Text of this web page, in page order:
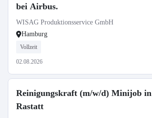
bei Airbus.
WISAG Produktionsservice GmbH
Hamburg
Vollzeit
02.08.2026
Reinigungskraft (m/w/d) Minijob in
Rastatt